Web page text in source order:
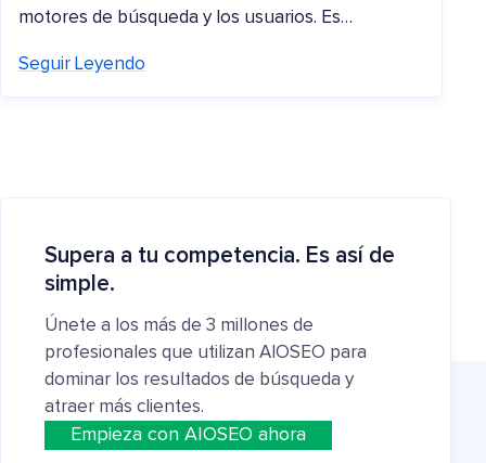
motores de búsqueda y los usuarios. Es…
Seguir Leyendo
Supera a tu competencia. Es así de
simple.
Únete a los más de 3 millones de
profesionales que utilizan AIOSEO para
dominar los resultados de búsqueda y
atraer más clientes.
Empieza con AIOSEO ahora